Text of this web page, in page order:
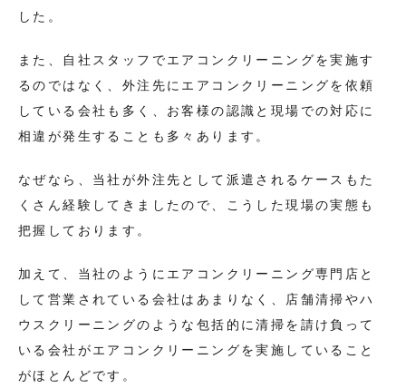
した。
また、自社スタッフでエアコンクリーニングを実施す
るのではなく、外注先にエアコンクリーニングを依頼
している会社も多く、お客様の認識と現場での対応に
相違が発生することも多々あります。
なぜなら、当社が外注先として派遣されるケースもた
くさん経験してきましたので、こうした現場の実態も
把握しております。
加えて、当社のようにエアコンクリーニング専門店と
して営業されている会社はあまりなく、店舗清掃やハ
ウスクリーニングのような包括的に清掃を請け負って
いる会社がエアコンクリーニングを実施していること
がほとんどです。